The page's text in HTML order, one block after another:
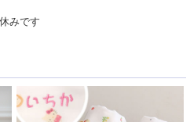
みです